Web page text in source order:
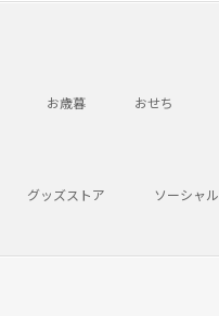
お歳暮 おせち
グッズストア ソーシャ